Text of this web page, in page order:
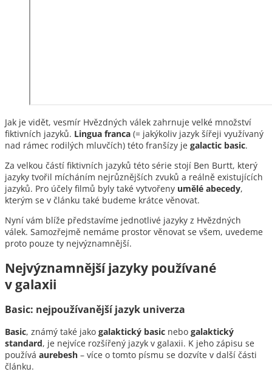
Jak je vidět, vesmír Hvězdných válek zahrnuje velké množství
fiktivních jazyků. Lingua franca (= jakýkoliv jazyk šířeji využívaný
nad rámec rodilých mluvčích) této franšízy je galactic basic.
Za velkou částí fiktivních jazyků této série stojí Ben Burtt, který
jazyky tvořil mícháním nejrůznějších zvuků a reálně existujících
jazyků. Pro účely filmů byly také vytvořeny umělé abecedy,
kterým se v článku také budeme krátce věnovat.
Nyní vám blíže představíme jednotlivé jazyky z Hvězdných
válek. Samozřejmě nemáme prostor věnovat se všem, uvedeme
proto pouze ty nejvýznamnější.
Nejvýznamnější jazyky používané
v galaxii
Basic: nejpoužívanější jazyk univerza
Basic, známý také jako galaktický basic nebo galaktický
standard, je nejvíce rozšířený jazyk v galaxii. K jeho zápisu se
používá aurebesh – více o tomto písmu se dozvíte v další části
článku.